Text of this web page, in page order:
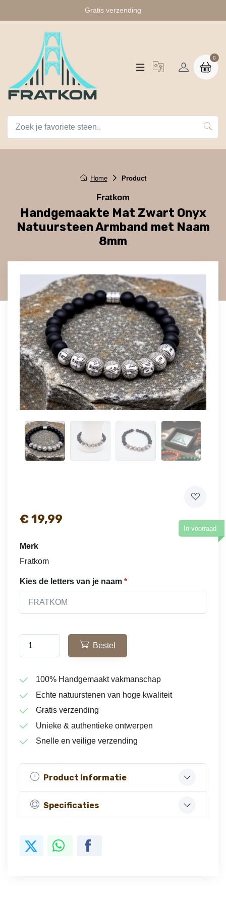
Gratis verzending
0
Home Product
Fratkom
Handgemaakte Mat Zwart Onyx
Natuursteen Armband met Naam
8mm
€ 19,99
In voorraad
Merk
Fratkom
Kies de letters van je naam
Bestel
100% Handgemaakt vakmanschap
Echte natuurstenen van hoge kwaliteit
Gratis verzending
Unieke & authentieke ontwerpen
Snelle en veilige verzending
Product Informatie
Specificaties